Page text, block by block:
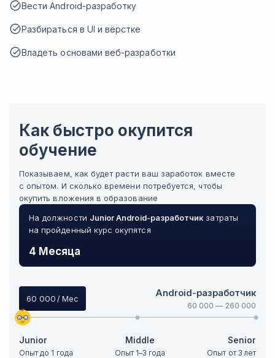
Вести Android-разработку
Разбираться в UI и вёрстке
Владеть основами веб-разработки
Как быстро окупится
обучение
Показываем, как будет расти ваш заработок вместе
с опытом. И сколько времени потребуется, чтобы
окупить вложения в образование
На должности Junior Android-разработчик затраты
на пройденный курс окупятся
4 Месяца
60 000 / Мес Android-разработчик
60 000 — 260 000
Junior
Опыт до 1 года
Middle
Опыт 1–3 года
Senior
Опыт от 3 лет